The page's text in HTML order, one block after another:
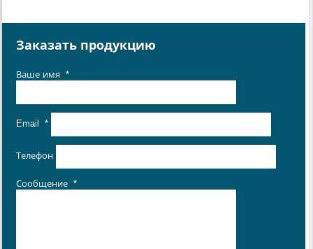
Заказать продукцию
Ваше имя *
Email *
Телефон
Сообщение *